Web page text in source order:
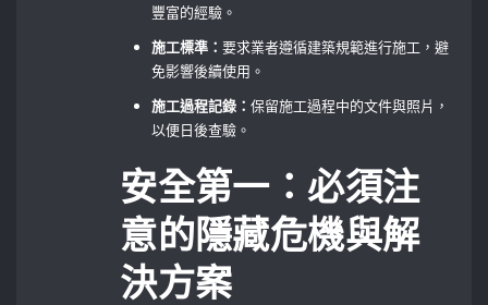
豐富的經驗。
施工標準：要求業者遵循建築規範進行施工，避
免影響後續使用。
施工過程記錄：保留施工過程中的文件與照片，
以便日後查驗。
安全第一：必須注
意的隱藏危機與解
決方案